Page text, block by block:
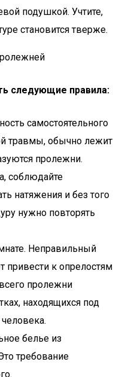
подушкой. Учтите,
становится тверже.
следующие правила:
самостоятельного
травмы, обычно лежит
пролежни.
соблюдайте
натяжения и без того
нужно повторять
Неправильный
к опрелостям
пролежни
находящихся под
белье из
требование